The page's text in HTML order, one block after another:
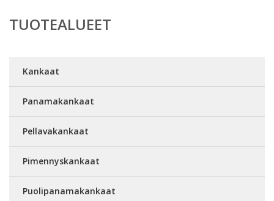
TUOTEALUEET
Kankaat
Panamakankaat
Pellavakankaat
Pimennyskankaat
Puolipanamakankaat